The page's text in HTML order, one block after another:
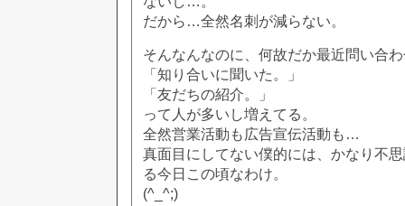
だから…全然名刺が減らない。
そんなんなのに、何故だか最近問い合
「知り合いに聞いた。」
「友だちの紹介。」
って人が多いし増えてる。
全然営業活動も広告宣伝活動も…
真面目にしてない僕的には、かなり不
る今日この頃なわけ。
(^_^;)